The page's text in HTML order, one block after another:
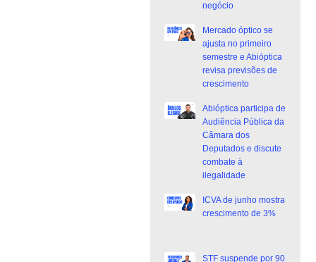
negócio
Mercado óptico se
ajusta no primeiro
semestre e Abióptica
revisa previsões de
crescimento
Abióptica participa de
Audiência Pública da
Câmara dos
Deputados e discute
combate à
ilegalidade
ICVA de junho mostra
crescimento de 3%
STF suspende por 90